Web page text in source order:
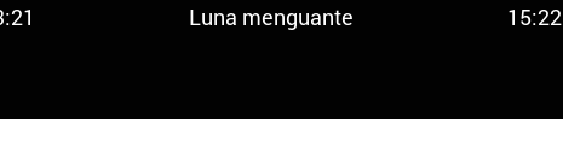
Luna menguante 15:22